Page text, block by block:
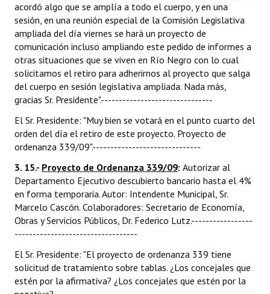
acordó algo que se amplía a todo el cuerpo, y en una
sesión, en una reunión especial de la Comisión Legislativa
ampliada del día viernes se hará un proyecto de
comunicación incluso ampliando este pedido de informes a
otras situaciones que se viven en Río Negro con lo cual
solicitamos el retiro para adherirnos al proyecto que salga
del cuerpo en sesión legislativa ampliada. Nada más,
gracias Sr. Presidente".-------------------------------
El Sr. Presidente: "Muy bien se votará en el punto cuarto del
orden del día el retiro de este proyecto. Proyecto de
ordenanza 339/09".------------------------------
3. 15.- Proyecto de Ordenanza 339/09: Autorizar al
Departamento Ejecutivo descubierto bancario hasta el 4%
en forma temporaria. Autor: Intendente Municipal, Sr.
Marcelo Cascón. Colaboradores: Secretario de Economía,
Obras y Servicios Públicos, Dr. Federico Lutz.-----------------
----------------------------------
El Sr. Presidente: "El proyecto de ordenanza 339 tiene
solicitud de tratamiento sobre tablas. ¿Los concejales que
estén por la afirmativa? ¿Los concejales que estén por la